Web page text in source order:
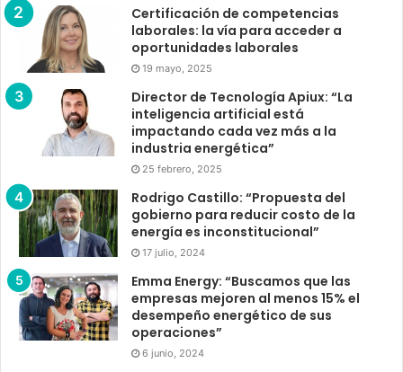
Certificación de competencias
laborales: la vía para acceder a
oportunidades laborales
19 mayo, 2025
Director de Tecnología Apiux: “La
inteligencia artificial está
impactando cada vez más a la
industria energética”
25 febrero, 2025
Rodrigo Castillo: “Propuesta del
gobierno para reducir costo de la
energía es inconstitucional”
17 julio, 2024
Emma Energy: “Buscamos que las
empresas mejoren al menos 15% el
desempeño energético de sus
operaciones”
6 junio, 2024